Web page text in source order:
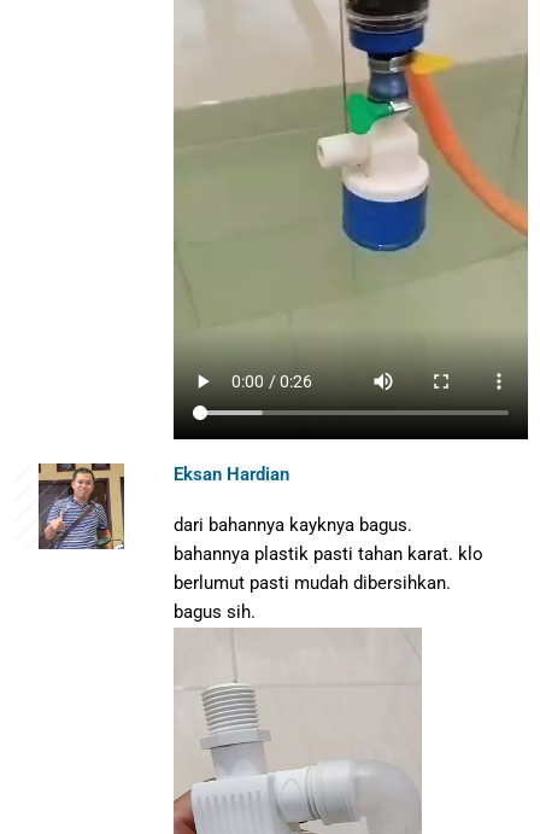
Eksan Hardian
dari bahannya kayknya bagus.
bahannya plastik pasti tahan karat. klo
berlumut pasti mudah dibersihkan.
bagus sih.